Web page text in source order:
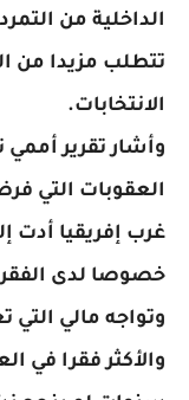
الداخلية من
تتطلب مزيدا من
الانتخابات.
وأشار تقرير
العقوبات التي
غرب إفريقيا أدت
خصوصا لدى
وتواجه مالي التي
والأكثر فقرا في